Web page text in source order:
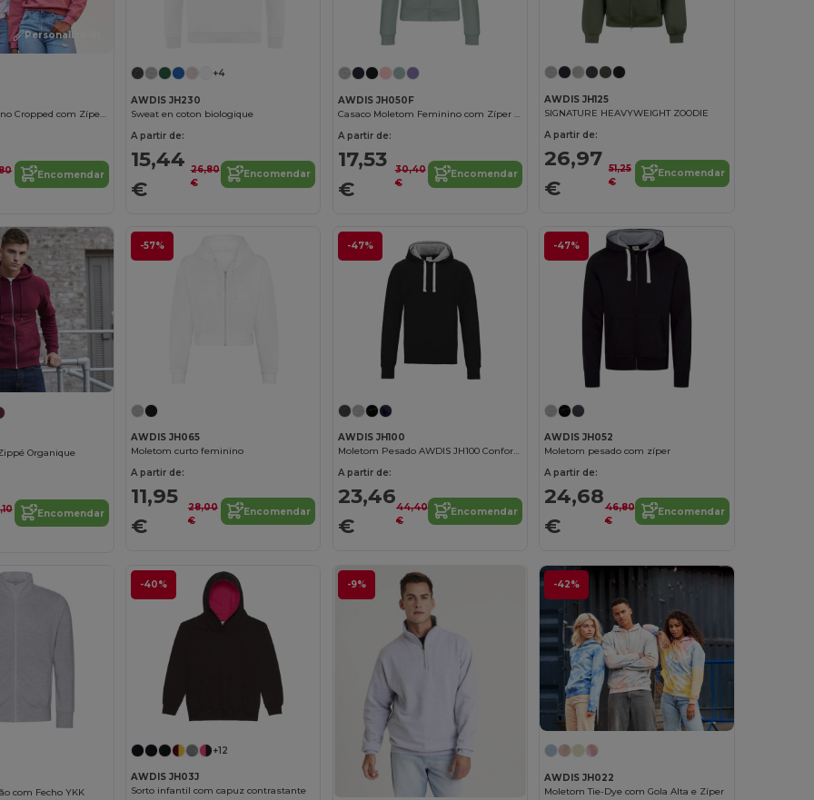
Personalize-o!
Moletom Feminino Cropped com Zíper e Fleece
Encomendar
+4
AWDIS JH230
Sweat en coton biologique
A partir de:
15,44
€
26,80
€
Encomendar
AWDIS JH050F
Casaco Moletom Feminino com Zíper Completo
A partir de:
17,53
€
30,40
€
Encomendar
AWDIS JH125
SIGNATURE HEAVYWEIGHT ZOODIE
A partir de:
26,97
€
51,25
€
Encomendar
Organique
Encomendar
-57%
AWDIS JH065
Moletom curto feminino
A partir de:
11,95
€
28,00
€
Encomendar
-47%
AWDIS JH100
Moletom Pesado AWDIS JH100 Conforto e Estilo
A partir de:
23,46
€
44,40
€
Encomendar
-47%
AWDIS JH052
Moletom pesado com zíper
A partir de:
24,68
€
46,80
€
Encomendar
com Fecho YKK
-40%
+12
AWDIS JH03J
Sorto infantil com capuz contrastante
-9% -42%
AWDIS JH022
Moletom Tie-Dye com Gola Alta e Zíper